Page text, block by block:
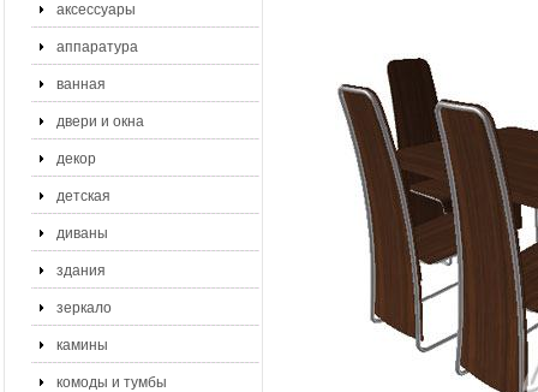
аксессуары
аппаратура
ванная
двери и окна
декор
детская
диваны
здания
зеркало
камины
комоды и тумбы